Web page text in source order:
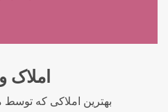
املاک
بهترین املاکی که توسط